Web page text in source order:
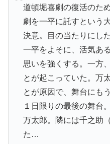
道頓堀喜劇の復活のた
劇を一平に託すという
決意。目の当たりにし
一平をよそに、活気あ
思いを強くする。一方
とが起こっていた。万
とが原因で、舞台にも
１日限りの最後の舞台
万太郎。隣には千之助
た…